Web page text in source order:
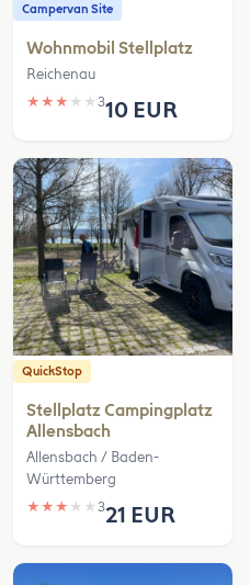
Campervan Site
Wohnmobil Stellplatz
Reichenau
★ ★ ★ ★ ★ 310 EUR
QuickStop
Stellplatz Campingplatz
Allensbach
Allensbach / Baden-
Württemberg
★ ★ ★ ★ ★ 321 EUR